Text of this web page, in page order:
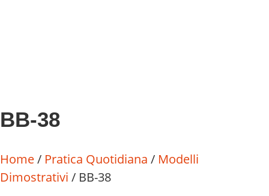
BB-38
Home/ Pratica Quotidiana / Modelli
Dimostrativi / BB-38